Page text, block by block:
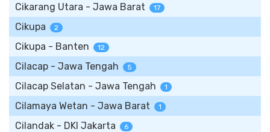
Cikarang Utara - Jawa Barat 17
Cikupa 2
Cikupa - Banten 12
Cilacap - Jawa Tengah 5
Cilacap Selatan - Jawa Tengah 1
Cilamaya Wetan - Jawa Barat 1
Cilandak - DKI Jakarta 6